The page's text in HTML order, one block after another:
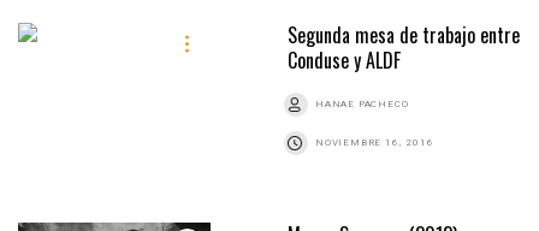
Segunda mesa de trabajo entre
Conduse y ALDF
HANAE PACHECO
NOVIEMBRE 16, 2016